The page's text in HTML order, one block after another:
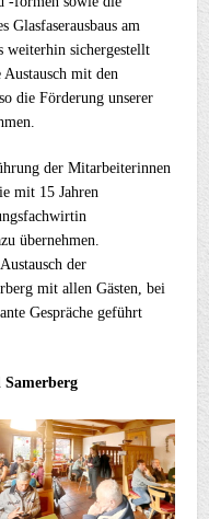
Glasfaserausbaus am
weiterhin sichergestellt
mit den
die Förderung unserer
der Mitarbeiterinnen
mit 15 Jahren
übernehmen.
der
mit allen Gästen, bei
Gespräche geführt